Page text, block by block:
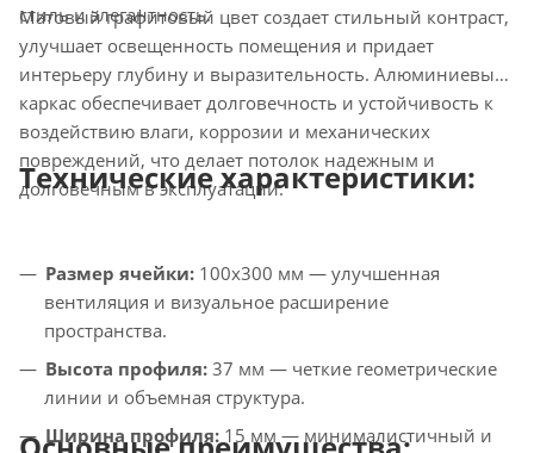
стиль и элегантность.
Матовый графитовый цвет создает стильный контраст,
улучшает освещенность помещения и придает
интерьеру глубину и выразительность. Алюминиевый
каркас обеспечивает долговечность и устойчивость к
воздействию влаги, коррозии и механических
повреждений, что делает потолок надежным и
долговечным в эксплуатации.
Технические характеристики:
Размер ячейки: 100x300 мм — улучшенная
вентиляция и визуальное расширение
пространства.
Высота профиля: 37 мм — четкие геометрические
линии и объемная структура.
Ширина профиля: 15 мм — минималистичный и